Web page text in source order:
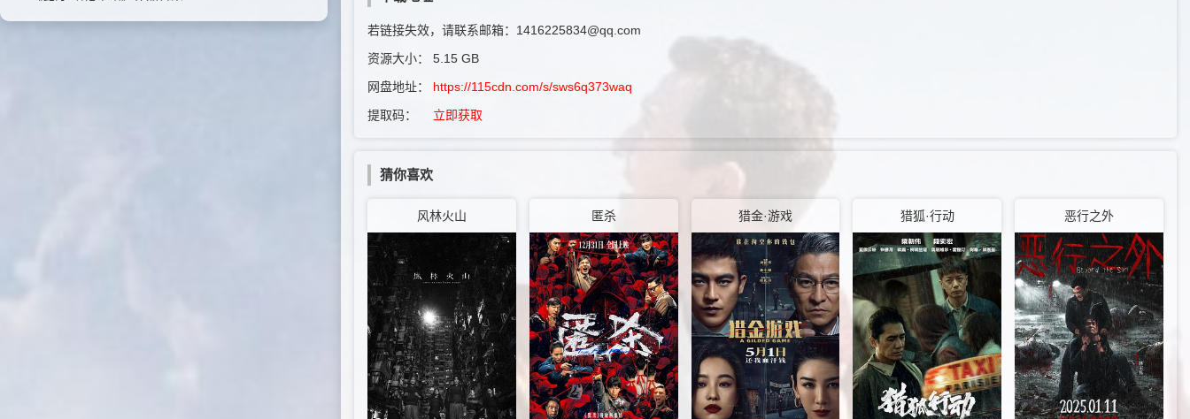
若链接失效，请联系邮箱：1416225834@qq.com
资源大小：
5.15 GB
网盘地址：
https://115cdn.com/s/sws6q373waq
提取码：
立即获取
猜你喜欢
风林火山 匿杀 猎金·游戏 猎狐·行动 恶行之外